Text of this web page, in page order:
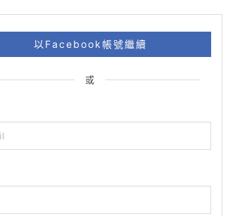
以Facebook帳號繼續
或